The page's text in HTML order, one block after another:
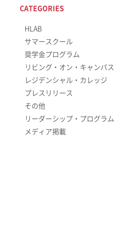
CATEGORIES
HLAB
サマースクール
奨学金プログラム
リビング・オン・キャンパス
レジデンシャル・カレッジ
プレスリリース
その他
リーダーシップ・プログラム
メディア掲載